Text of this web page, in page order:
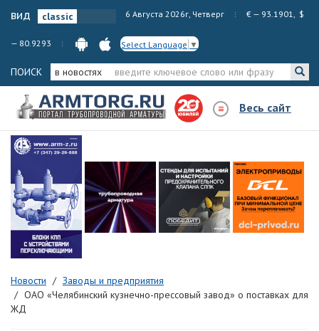
вид 6 Августа 2026г, Четверг € — 93.1901, $
— 80.9293 Select Language ▼
ПОИСК в новостях
Весь сайт
Новости
Заводы и предприятия
ОАО «Челябинский кузнечно-прессовый завод» о поставках для
ЖД